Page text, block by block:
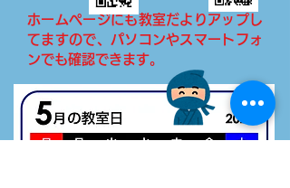
ホームページにも教室だよりアップし
てますので、パソコンやスマートフォ
ンでも確認できます。